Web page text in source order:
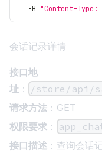
  -H
"Content-
会话记录详情
接口地
址 ：
/store/api/
请求方法 ：GET
权限要求 ：
接口描述 ：查询会话